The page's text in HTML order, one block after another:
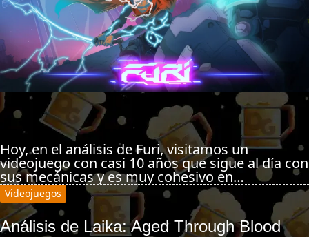
Hoy, en el análisis de Furi, visitamos un
videojuego con casi 10 años que sigue al día con
sus mecánicas y es muy cohesivo en…
Videojuegos
Análisis de Laika: Aged Through Blood